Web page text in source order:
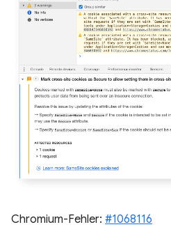
Chromium-Fehler: #1068116